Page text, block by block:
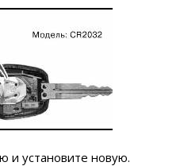
и установите новую.